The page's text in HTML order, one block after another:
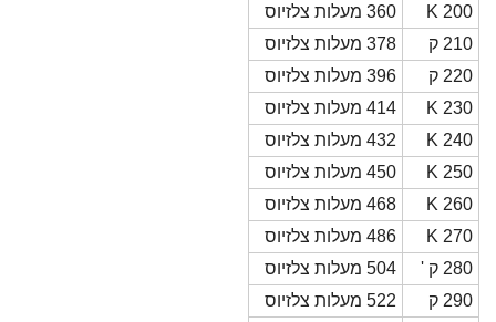
200 K
360 מעלות צלזיוס
210 ק
378 מעלות צלזיוס
220 ק
396 מעלות צלזיוס
230 K
414 מעלות צלזיוס
240 K
432 מעלות צלזיוס
250 K
450 מעלות צלזיוס
260 K
468 מעלות צלזיוס
270 K
486 מעלות צלזיוס
280 ק '
504 מעלות צלזיוס
290 ק
522 מעלות צלזיוס